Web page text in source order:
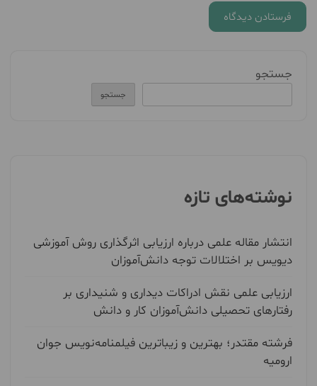
جستجو
جستجو
نوشته‌های تازه
انتشار مقاله علمی درباره ارزیابی اثرگذاری روش آموزشی
دیویس بر اختلالات توجه دانش‌آموزان
ارزیابی علمی نقش ادراکات دیداری و شنیداری بر
رفتارهای تحصیلی دانش‌آموزان کار و دانش
فرشته مقتدر؛ بهترین و زیباترین فیلمنامه‌نویس جوان
ارومیه